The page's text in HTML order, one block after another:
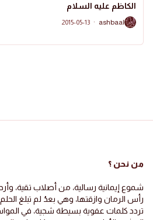
الكاظم عليه السلام
A
ashbaal
·
2015-05-13
من نحن ؟
شموع إيمانية رسالية، من أصلاب تقية،
رأس الرمان وازقتها، وهي بعدُ لم تبلغ الحلم
تردد كلمات عفوية بسيطة شجية، في